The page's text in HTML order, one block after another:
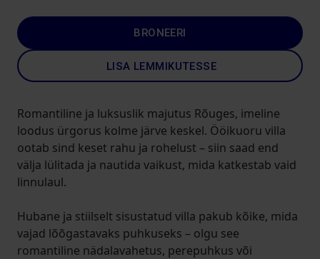
BRONEERI
LISA LEMMIKUTESSE
Romantiline ja luksuslik majutus Rõuges, imeline
loodus ürgorus kolme järve keskel. Ööikuoru villa
ootab sind keset rahu ja rohelust – siin saad end
välja lülitada ja nautida vaikust, mida katkestab vaid
linnulaul.
Hubane ja stiilselt sisustatud villa pakub kõike, mida
vajad lõõgastavaks puhkuseks – olgu see
romantiline nädalavahetus, perepuhkus või